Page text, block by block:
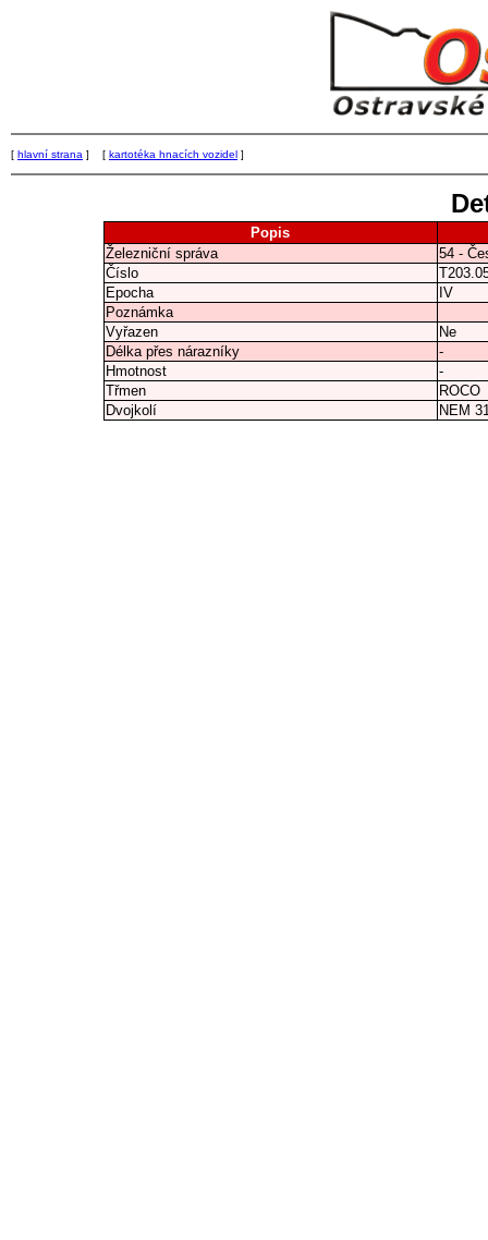
[ hlavní strana ] [ kartotéka hnacích vozidel ]
Popis
Železniční správa
54 -
Číslo
Epocha
IV
Poznámka
Vyřazen
Ne
Délka přes nárazníky
-
Hmotnost
-
Třmen
ROCO
Dvojkolí
NEM